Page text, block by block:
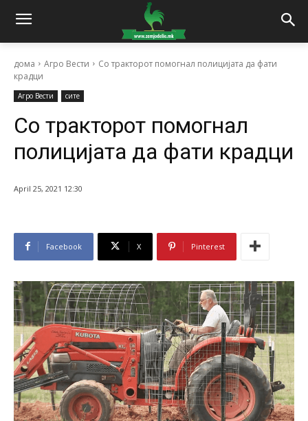
дома Агро Вести
Со тракторот помогнал полицијата да фати
крадци
Агро Вести сите
Со тракторот помогнал
полицијата да фати крадци
April 25, 2021 12:30
Facebook X Pinterest